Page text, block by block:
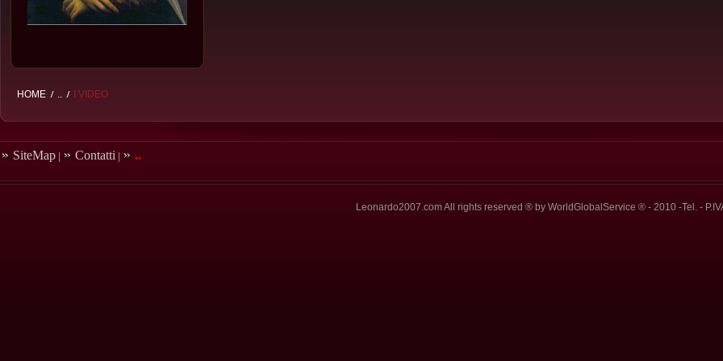
HOME .. I VIDEO
SiteMap Contatti ..
Leonardo2007.com All rights reserved ® by WorldGlobalService ® - 2010 -Tel. -